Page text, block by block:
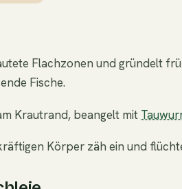
Flachzonen und gründelt
Fische.
Krautrand, beangelt mit
Körper zäh ein und